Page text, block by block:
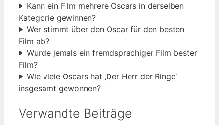
Kann ein Film mehrere Oscars in derselben
Kategorie gewinnen?
Wer stimmt über den Oscar für den besten
Film ab?
Wurde jemals ein fremdsprachiger Film bester
Film?
Wie viele Oscars hat ‚Der Herr der Ringe‘
insgesamt gewonnen?
Verwandte Beiträge